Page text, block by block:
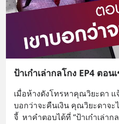
ป้าเก๋าเล่ากลโกง EP4 ตอ
เมื่อห้างดังโทรหาคุณวิยะดา แ
บอกว่าจะคืนเงิน คุณวิยะดาจะ
จี้  หาคำตอบได้ที่ “ป้าเก๋าเล่าก